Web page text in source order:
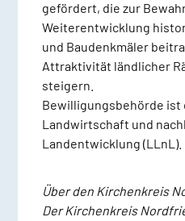
gefördert, die zur
Weiterentwicklung
und Baudenkmäler
Attraktivität ländlicher
steigern.
Bewilligungsbehörde ist
Landwirtschaft und
Landentwicklung (LLnL).
Über den Kirchenkreis
Der Kirchenkreis